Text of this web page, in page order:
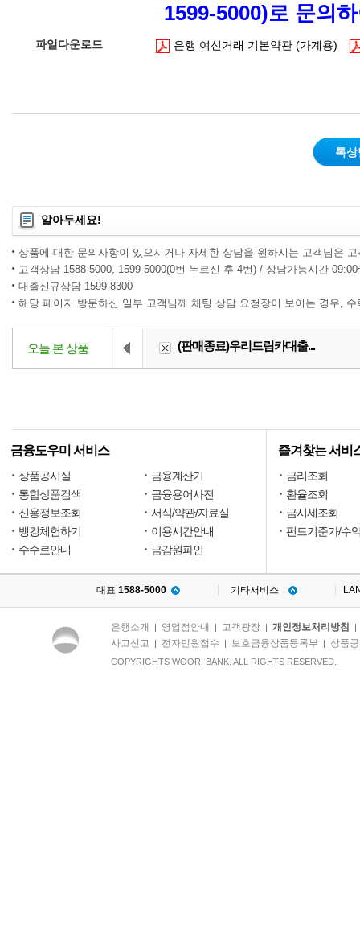
1599-5000)로 문의
파일다운로드 은행 여신거래 기본약관 (가계용)
톡상
알아두세요!
상품에 대한 문의사항이 있으시거나 자세한 상담을 원하시는 고객님은
고객상담 1588-5000, 1599-5000(0번 누르신 후 4번) / 상담가능시간
대출신규상담 1599-8300
해당 페이지 방문하신 일부 고객님께 채팅 상담 요청장이 보이는 경우,
오늘 본 상품 (판매종료)우리드림카대출...
금융도우미 서비스
상품공시실
금융계산기
통합상품검색
금융용어사전
신용정보조회
서식/약관/자료실
뱅킹체험하기
이용시간안내
수수료안내
금감원파인
즐겨찾는 서비
금리조회
환율조회
금시세조회
펀드기준가/수
대표 1588-5000 기타서비스
은행소개 영업점안내 고객광장| 개인정보처리방침
사고신고 전자민원접수 보호금융상품등록부 상품
COPYRIGHTS WOORI BANK. ALL RIGHTS RESERVED.